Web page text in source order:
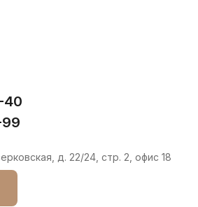
40
д. 22/24, стр. 2, офис 18